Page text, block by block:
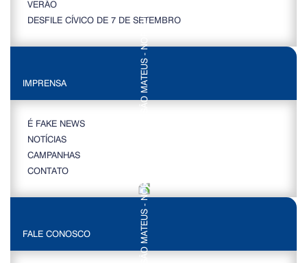
VERÃO
DESFILE CÍVICO DE 7 DE SETEMBRO
IMPRENSA
É FAKE NEWS
NOTÍCIAS
CAMPANHAS
CONTATO
FALE CONOSCO